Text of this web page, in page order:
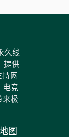
久线
提供
持网
电竞
来极
图